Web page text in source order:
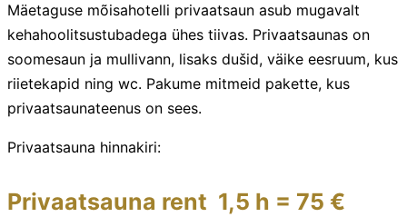
Mäetaguse mõisahotelli privaatsaun asub mugavalt
kehahoolitsustubadega ühes tiivas. Privaatsaunas on
soomesaun ja mullivann, lisaks dušid, väike eesruum, kus
riietekapid ning wc. Pakume mitmeid pakette, kus
privaatsaunateenus on sees.
Privaatsauna hinnakiri:
Privaatsauna rent 1,5 h = 75 €